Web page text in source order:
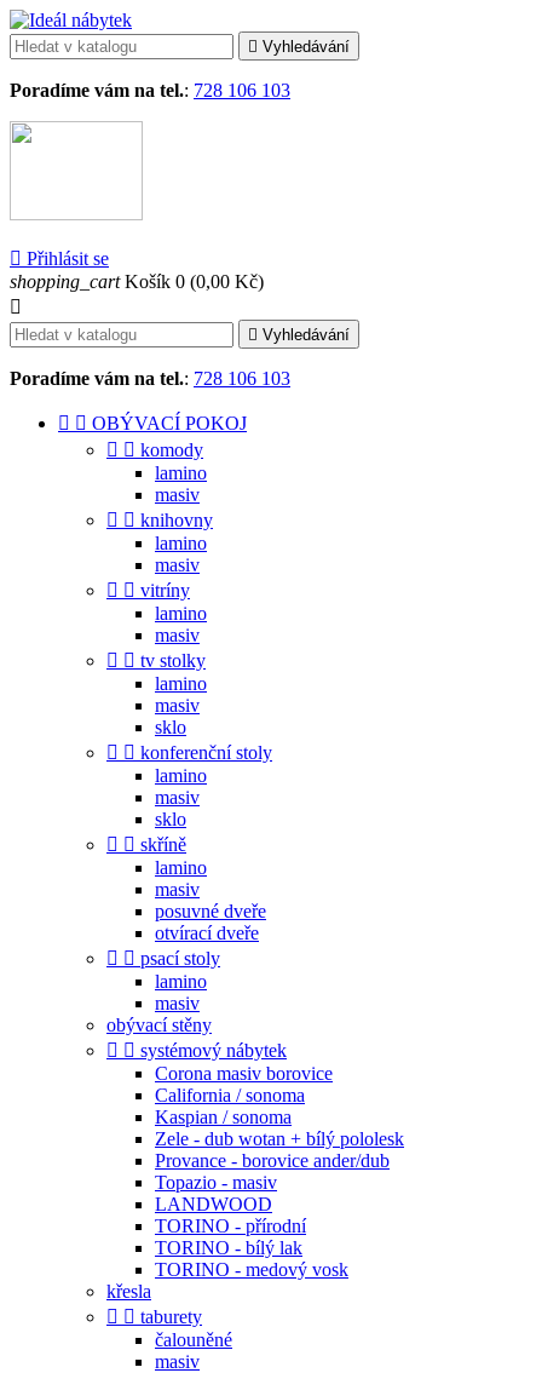
 Vyhledávání
Poradíme vám na tel.: 728 106 103
 Přihlásit se
shopping_cart Košík 0 (0,00 Kč)

 Vyhledávání
Poradíme vám na tel.: 728 106 103
  OBÝVACÍ POKOJ
  komody
lamino
masiv
  knihovny
lamino
masiv
  vitríny
lamino
masiv
  tv stolky
lamino
masiv
sklo
  konferenční stoly
lamino
masiv
sklo
  skříně
lamino
masiv
posuvné dveře
otvírací dveře
  psací stoly
lamino
masiv
obývací stěny
  systémový nábytek
Corona masiv borovice
California / sonoma
Kaspian / sonoma
Zele - dub wotan + bílý pololesk
Provance - borovice ander/dub
Topazio - masiv
LANDWOOD
TORINO - přírodní
TORINO - bílý lak
TORINO - medový vosk
křesla
  taburety
čalouněné
masiv